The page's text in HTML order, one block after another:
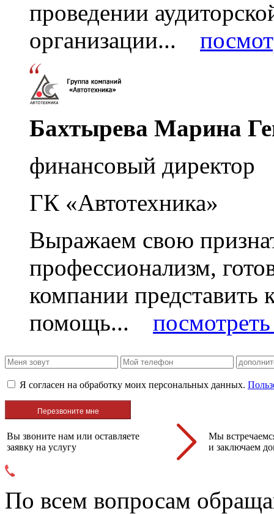
проведении
организации...
Бахтырева Марина
финансовый директор
ГК «Автотехника»
Выражаем свою
профессионализм,
компании
помощь...
Я согласен на обработку моих персональных данных.
Вы звоните нам или оставляете
заявку на услугу
Мы
и заключаем
По всем вопросам